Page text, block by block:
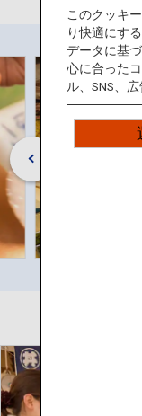
このクッキ
り快適にす
データに基
心に合った
ル、SNS、